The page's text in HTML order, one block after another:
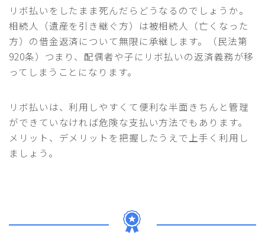
リボ払いをしたまま死んだらどうなるのでしょうか。
相続人（遺産を引き継ぐ方）は被相続人（亡くなった
方）の借金返済について無限に承継します。（民法第
920条）つまり、配偶者や子にリボ払いの返済義務が移
ってしまうことになります。
リボ払いは、利用しやすくて便利な半面きちんと管理
ができていなければ危険な支払い方法でもあります。
メリット、デメリットを把握したうえで上手く利用し
ましょう。